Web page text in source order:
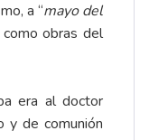
a “mayo del
obras del
era al doctor
y de comunión